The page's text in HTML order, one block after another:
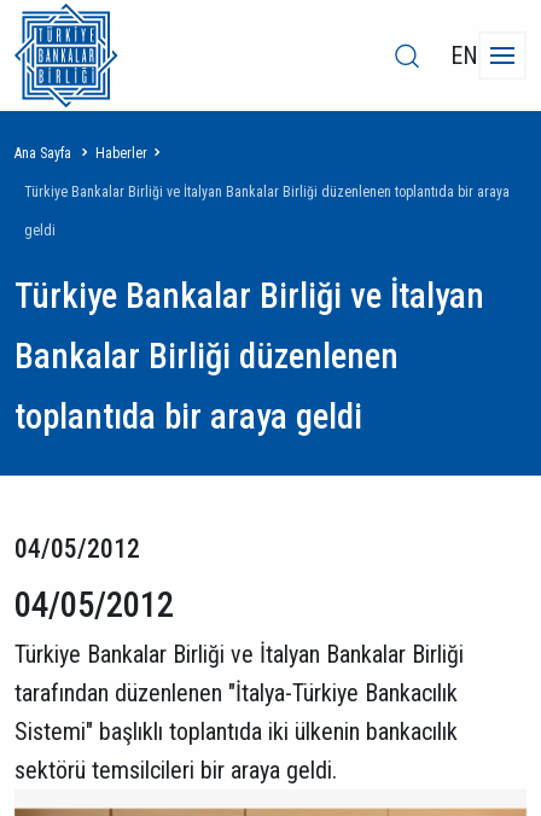
EN
Sayfa
yolu
Ana Sayfa Haberler
Türkiye Bankalar Birliği ve İtalyan Bankalar Birliği düzenlenen toplantıda bir araya
geldi
Türkiye Bankalar Birliği ve İtalyan
Bankalar Birliği düzenlenen
toplantıda bir araya geldi
04/05/2012
04/05/2012
Türkiye Bankalar Birliği ve İtalyan Bankalar Birliği
tarafından düzenlenen "İtalya-Türkiye Bankacılık
Sistemi" başlıklı toplantıda iki ülkenin bankacılık
sektörü temsilcileri bir araya geldi.